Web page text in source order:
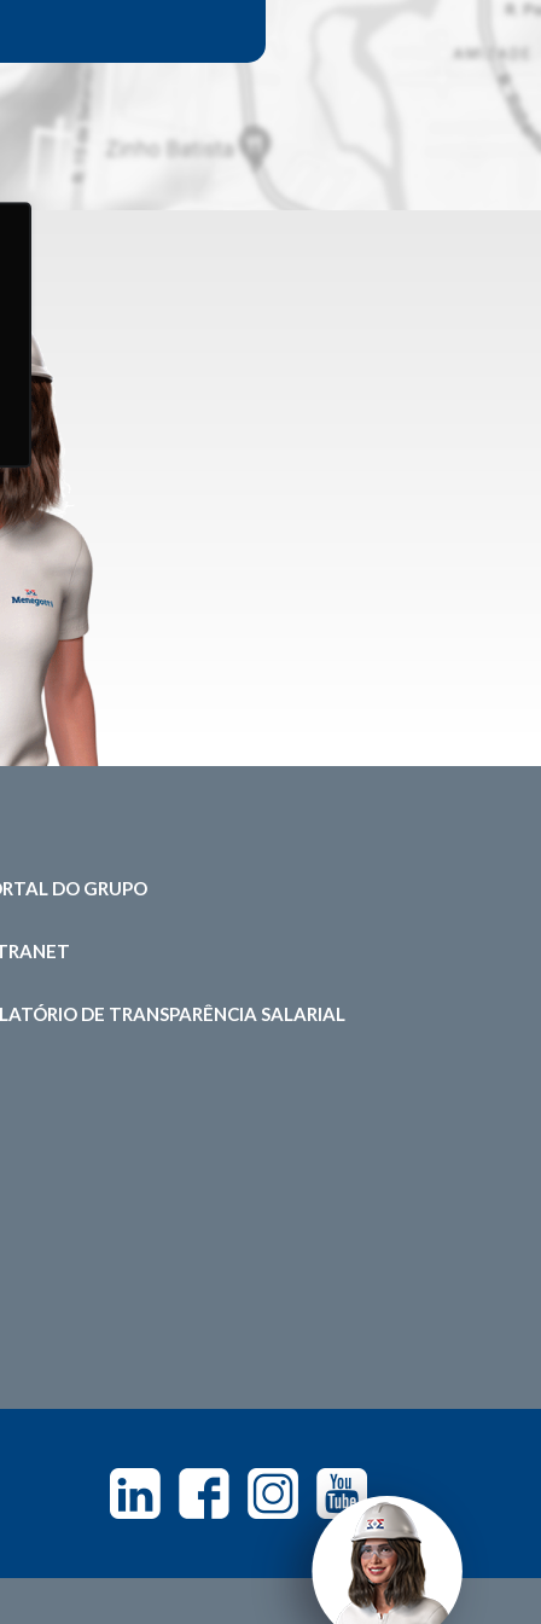
DO GRUPO
DE TRANSPARÊNCIA SALARIAL
Linkedin Facebook Instagram